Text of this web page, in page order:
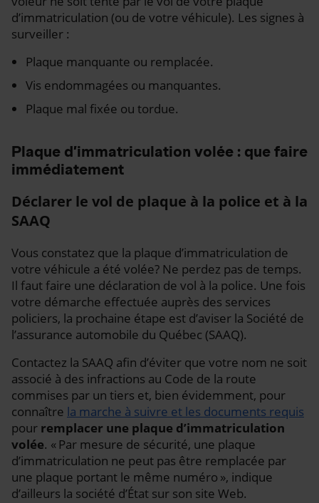
d’immatriculation (ou de votre véhicule). Les signes à
surveiller :
Plaque manquante ou remplacée.
Vis endommagées ou manquantes.
Plaque mal fixée ou tordue.
Plaque d’immatriculation volée : que faire
immédiatement
Déclarer le vol de plaque à la police et à la
SAAQ
Vous constatez que la plaque d’immatriculation de
votre véhicule a été volée? Ne perdez pas de temps.
Il faut faire une déclaration de vol à la police. Une fois
votre démarche effectuée auprès des services
policiers, la prochaine étape est d’aviser la Société de
l’assurance automobile du Québec (SAAQ).
Contactez la SAAQ afin d’éviter que votre nom ne soit
associé à des infractions au Code de la route
commises par un tiers et, bien évidemment, pour
connaître la marche à suivre et les documents requis
pour remplacer une plaque d’immatriculation
volée. « Par mesure de sécurité, une plaque
d’immatriculation ne peut pas être remplacée par
une plaque portant le même numéro », indique
d’ailleurs la société d’État sur son site Web.